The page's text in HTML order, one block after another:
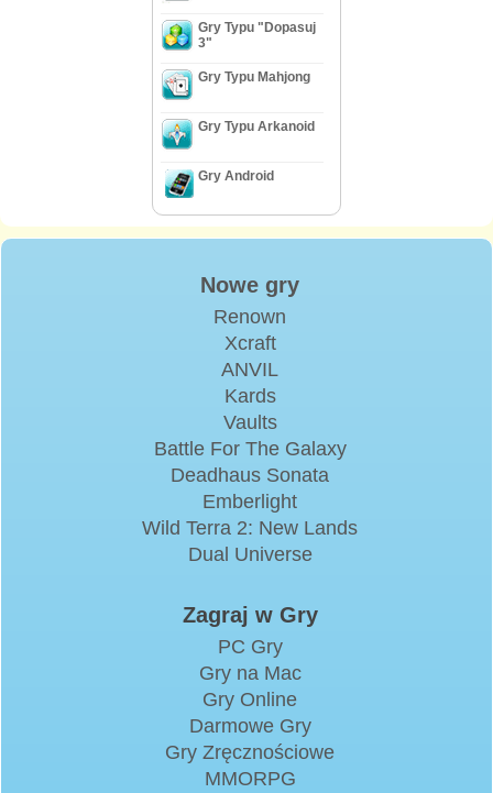
Gry Typu "Dopasuj
3"
Gry Typu Mahjong
Gry Typu Arkanoid
Gry Android
Nowe gry
Renown
Xcraft
ANVIL
Kards
Vaults
Battle For The Galaxy
Deadhaus Sonata
Emberlight
Wild Terra 2: New Lands
Dual Universe
Zagraj w Gry
PC Gry
Gry na Mac
Gry Online
Darmowe Gry
Gry Zręcznościowe
MMORPG